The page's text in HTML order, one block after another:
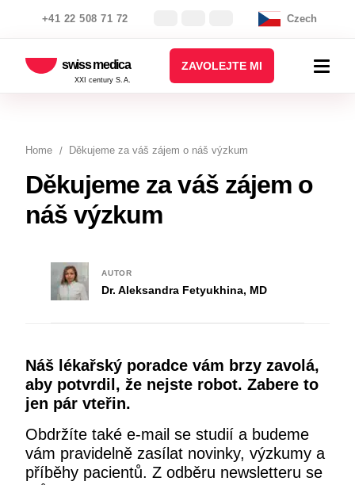
+41 22 508 71 72 Czech
swiss medica
XXI century S.A.
ZAVOLEJTE MI
Home Děkujeme za váš zájem o náš výzkum
Děkujeme za váš zájem o
náš výzkum
Náš lékařský poradce vám brzy zavolá,
aby potvrdil, že nejste robot. Zabere to
jen pár vteřin.
Obdržíte také e-mail se studií a budeme
vám pravidelně zasílat novinky, výzkumy a
příběhy pacientů. Z odběru newsletteru se
Dr. Aleksandra Fetyukhina, MD
AUTOR